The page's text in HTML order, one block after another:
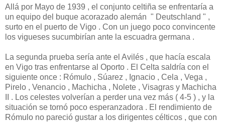
Allá por Mayo de 1939 , el conjunto celtiña se enfrentaría a
un equipo del buque acorazado alemán " Deutschland " ,
surto en el puerto de Vigo . Con un juego poco convincente
los vigueses sucumbirían ante la escuadra germana .
La segunda prueba sería ante el Avilés , que hacía escala
en Vigo tras enfrentarse al Oporto . El Celta saldría con el
siguiente once : Rómulo , Súarez , Ignacio , Cela , Vega ,
Pirelo , Venancio , Machicha , Nolete , Visagras y Machicha
II . Los celestes volverían a perder una vez más ( 4-5 ) , y la
situación se tornó poco esperanzadora . El rendimiento de
Rómulo no pareció gustar a los dirigentes célticos , que con